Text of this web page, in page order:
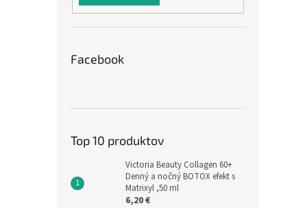
Facebook
Top 10 produktov
Victoria Beauty Collagen 60+
Denný a nočný BOTOX efekt s
Matrixyl ,50 ml
6,20 €